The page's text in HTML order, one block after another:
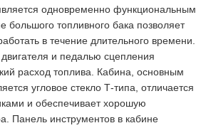
одновременно функциональным
топливного бака позволяет
в течение длительного времени.
и педалью сцепления
расход топлива. Кабина, основным
угловое стекло Т-типа, отличается
и обеспечивает хорошую
Панель инструментов в кабине